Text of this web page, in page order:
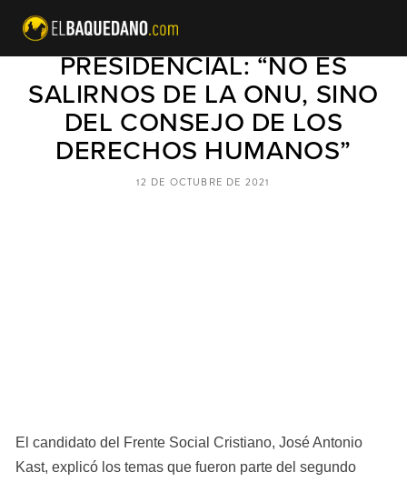
KAST TRAS DEBATE
PRESIDENCIAL: “NO ES
SALIRNOS DE LA ONU, SINO
DEL CONSEJO DE LOS
DERECHOS HUMANOS”
El candidato del Frente Social Cristiano, José Antonio
Kast, explicó los temas que fueron parte del segundo
12 DE OCTUBRE DE 2021